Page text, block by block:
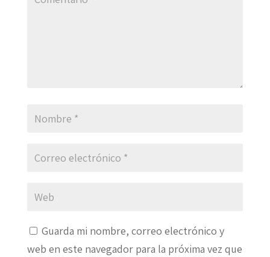
Guarda mi nombre, correo electrónico y
web en este navegador para la próxima vez que